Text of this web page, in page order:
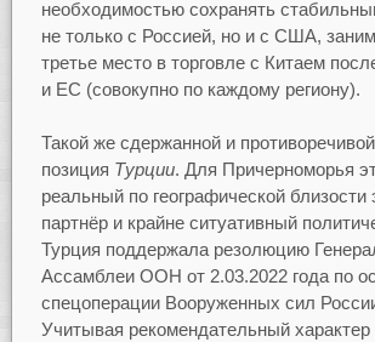
необходимостью сохранять
не только с Россией, но и с США,
третье место в торговле с Китаем
и ЕС (совокупно по каждому региону).
Такой же сдержанной и
позиция Турции. Для Причерноморья
реальный по географической близости
партнёр и крайне ситуативный
Турция поддержала резолюцию
Ассамблеи ООН от 2.03.2022 года по
спецоперации Вооруженных сил
Учитывая рекомендательный